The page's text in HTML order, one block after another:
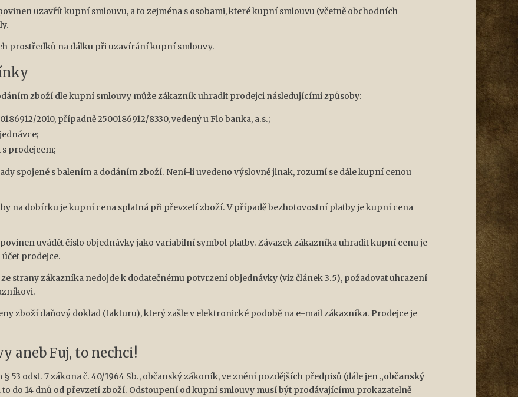
uzavřít kupní smlouvu, a to zejména s osobami, které kupní smlouvu (včetně obchodních
prostředků na dálku při uzavírání kupní smlouvy.
zboží dle kupní smlouvy může zákazník uhradit prodejci následujícími způsoby:
2010, případně 2500186912/8330, vedený u Fio banka, a.s.;
s prodejcem;
spojené s balením a dodáním zboží. Není-li uvedeno výslovně jinak, rozumí se dále kupní cenou
na dobírku je kupní cena splatná při převzetí zboží. V případě bezhotovostní platby je kupní cena
uvádět číslo objednávky jako variabilní symbol platby. Závazek zákazníka uhradit kupní cenu je
prodejce.
strany zákazníka nedojde k dodatečnému potvrzení objednávky (viz článek 3.5), požadovat uhrazení
zboží daňový doklad (fakturu), který zašle v elektronické podobě na e-mail zákazníka. Prodejce je
aneb Fuj, to nechci!
53 odst. 7 zákona č. 40/1964 Sb., občanský zákoník, ve znění pozdějších předpisů (dále jen „občanský
do 14 dnů od převzetí zboží. Odstoupení od kupní smlouvy musí být prodávajícímu prokazatelně